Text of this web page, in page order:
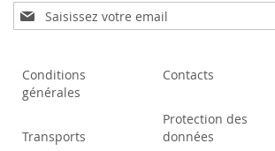
Inscription
à
d’information
Conditions
générales
Transports
Contacts
Protection des
données